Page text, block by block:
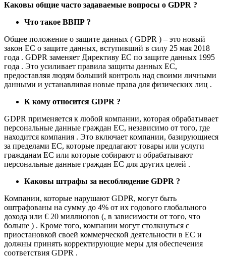
Каковы общие часто задаваемые вопросы о GDPR ?
Что такое ВВПР ?
Общее положение о защите данных ( GDPR ) – это новый
закон ЕС о защите данных, вступивший в силу 25 мая 2018
года . GDPR заменяет Директиву ЕС по защите данных 1995
года . Это усиливает правила защиты данных ЕС,
предоставляя людям больший контроль над своими личными
данными и устанавливая новые права для физических лиц .
К кому относится GDPR ?
GDPR применяется к любой компании, которая обрабатывает
персональные данные граждан ЕС, независимо от того, где
находится компания . Это включает компании, базирующиеся
за пределами ЕС, которые предлагают товары или услуги
гражданам ЕС или которые собирают и обрабатывают
персональные данные граждан ЕС для других целей .
Каковы штрафы за несоблюдение GDPR ?
Компании, которые нарушают GDPR, могут быть
оштрафованы на сумму до 4% от их годового глобального
дохода или € 20 миллионов (, в зависимости от того, что
больше ) . Кроме того, компании могут столкнуться с
приостановкой своей коммерческой деятельности в ЕС и
должны принять корректирующие меры для обеспечения
соответствия GDPR .